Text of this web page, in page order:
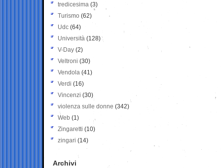
tredicesima (3)
Turismo (62)
Udc (64)
Università (128)
V-Day (2)
Veltroni (30)
Vendola (41)
Verdi (16)
Vincenzi (30)
violenza sulle donne (342)
Web (1)
Zingaretti (10)
zingari (14)
Archivi